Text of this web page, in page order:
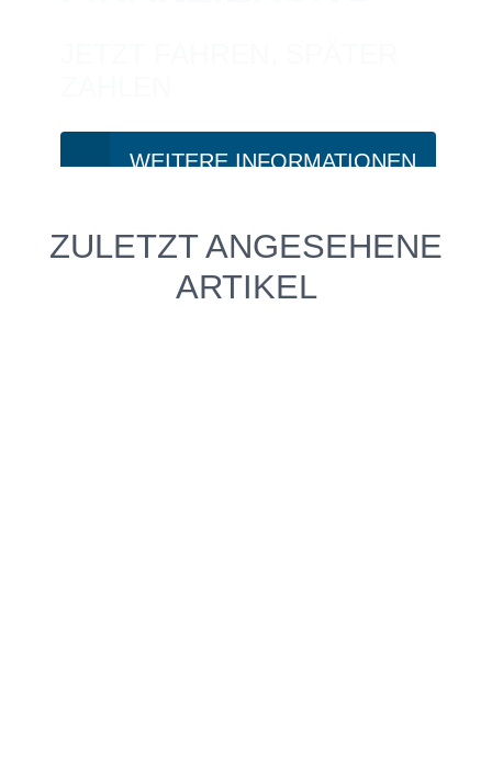
WEITERE INFORMATIONEN
PROBEFAHRT?
JA, SOFORT!
ZULETZT ANGESEHENE
ARTIKEL